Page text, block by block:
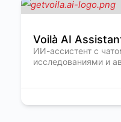
Voilà AI
ИИ-ассистент с
исследованиями и